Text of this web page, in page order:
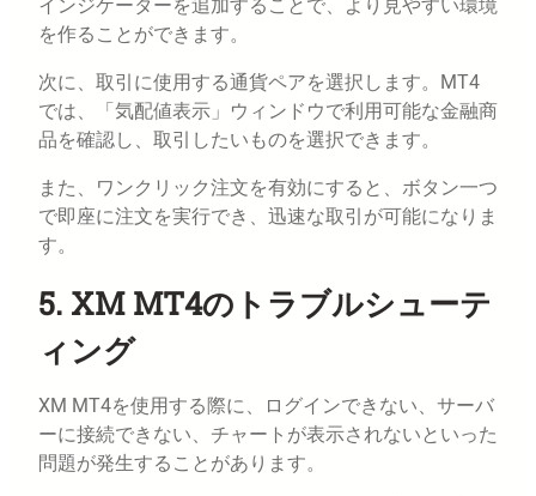
インジケーターを追加することで、より見やすい環境
を作ることができます。
次に、取引に使用する通貨ペアを選択します。MT4
では、「気配値表示」ウィンドウで利用可能な金融商
品を確認し、取引したいものを選択できます。
また、ワンクリック注文を有効にすると、ボタン一つ
で即座に注文を実行でき、迅速な取引が可能になりま
す。
5. XM MT4のトラブルシューテ
ィング
XM MT4を使用する際に、ログインできない、サーバ
ーに接続できない、チャートが表示されないといった
問題が発生することがあります。